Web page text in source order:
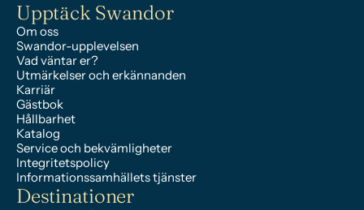
Upptäck Swandor
Om oss
Swandor-upplevelsen
Vad väntar er?
Utmärkelser och erkännanden
Karriär
Gästbok
Hållbarhet
Katalog
Service och bekvämligheter
Integritetspolicy
Informationssamhällets tjänster
Destinationer